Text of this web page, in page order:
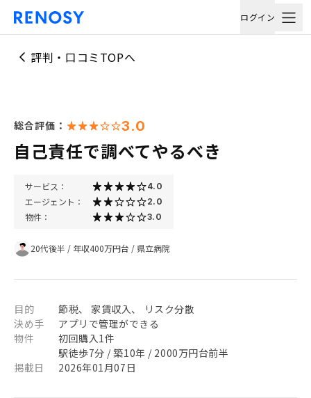
ログイン
評判・口コミTOPへ
総合評価： 3.0
自己責任で調べてやるべき
サービス： 4.0
エージェント： 2.0
物件： 3.0
20代後半 / 年収400万円台 / 県立病院
目的
節税、 家賃収入、 リスク分散
決め手
アプリで管理ができる
物件
初回購入1件
駅徒歩7分 / 築10年 / 2000万円台前半
掲載日
2026年01月07日